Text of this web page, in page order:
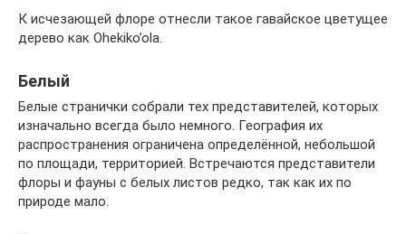
К исчезающей флоре отнесли такое гавайское цветущее
дерево как Ohekiko’ola.
Белый
Белые странички собрали тех представителей, которых
изначально всегда было немного. География их
распространения ограничена определённой, небольшой
по площади, территорией. Встречаются представители
флоры и фауны с белых листов редко, так как их по
природе мало.